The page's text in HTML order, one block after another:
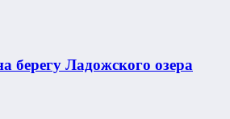
берегу Ладожского озера